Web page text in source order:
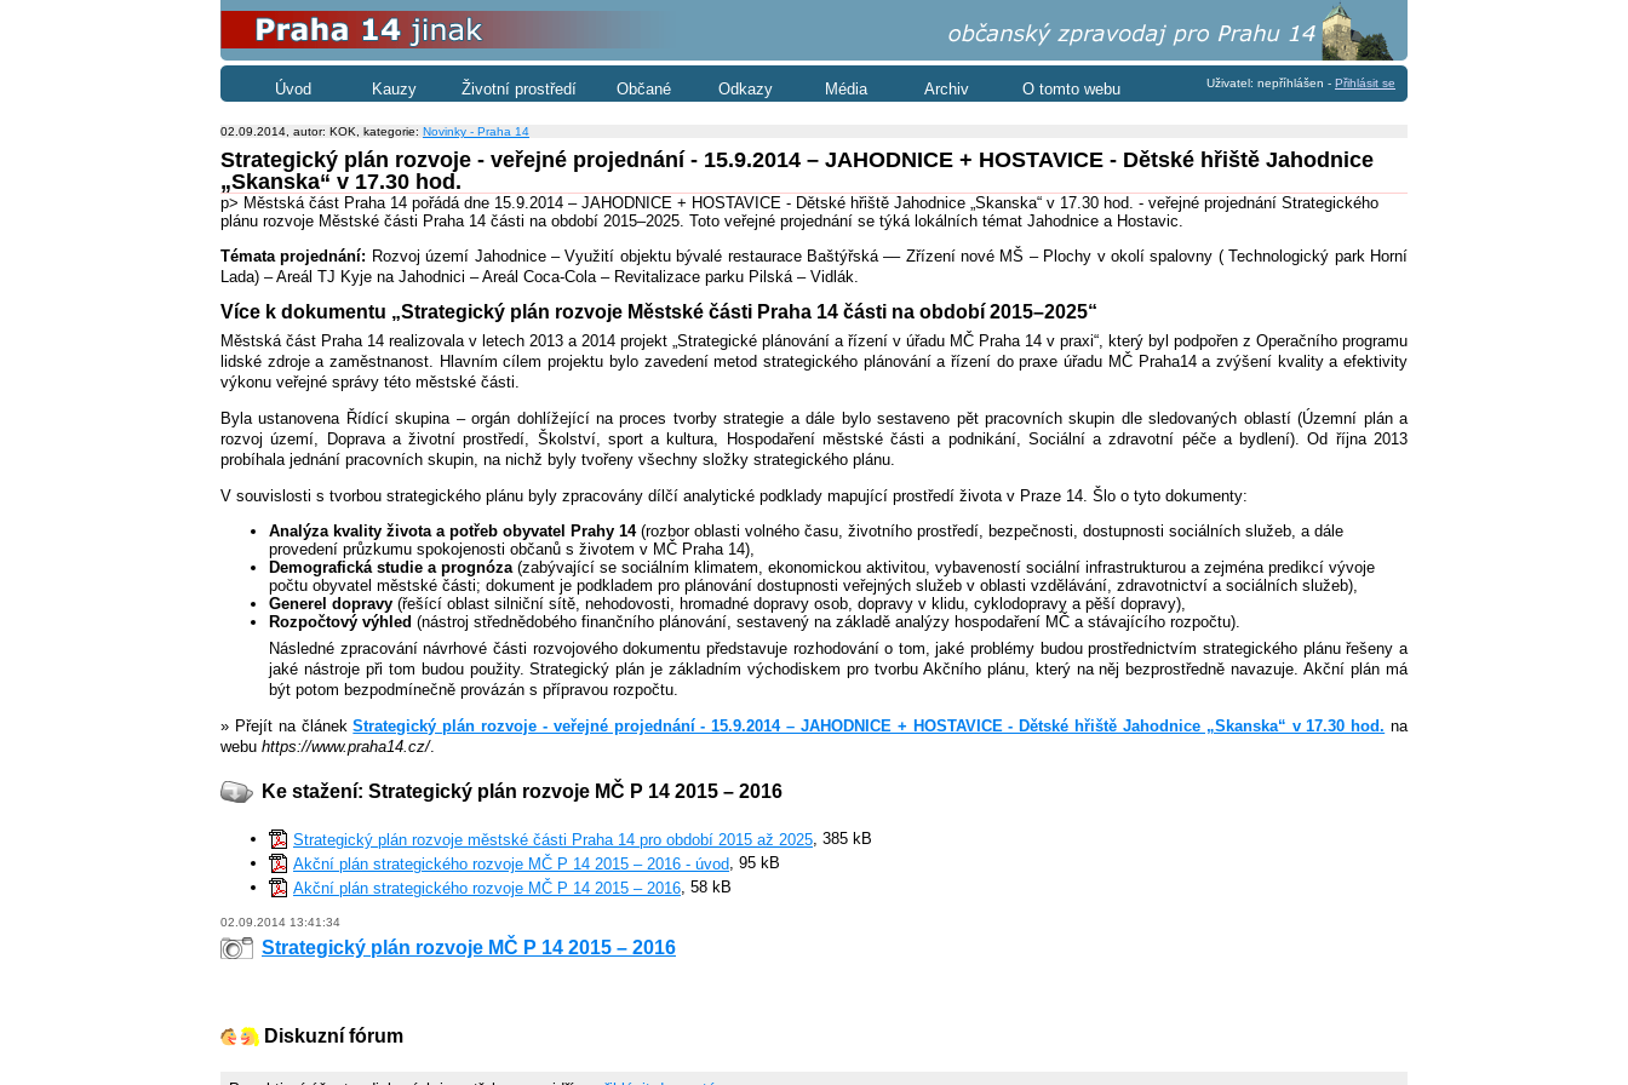
Úvod Kauzy Životní prostředí Občané Odkazy Média Archiv O tomto webu
02.09.2014, autor: KOK, kategorie: Novinky - Praha 14
Strategický plán rozvoje - veřejné projednání - 15.9.2014 – JAHODNICE + HOSTAVICE - Dětské hřiště Jahodnice
„Skanska“ v 17.30 hod.
p> Městská část Praha 14 pořádá dne 15.9.2014 – JAHODNICE + HOSTAVICE - Dětské hřiště Jahodnice „Skanska“ v 17.30 hod. - veřejné projednání Strategického
plánu rozvoje Městské části Praha 14 části na období 2015–2025. Toto veřejné projednání se týká lokálních témat Jahodnice a Hostavic.
Témata projednání: Rozvoj území Jahodnice – Využití objektu bývalé restaurace Baštýřská –– Zřízení nové MŠ – Plochy v okolí spalovny ( Technologický park Horní
Lada) – Areál TJ Kyje na Jahodnici – Areál Coca-Cola – Revitalizace parku Pilská – Vidlák.
Více k dokumentu „Strategický plán rozvoje Městské části Praha 14 části na období 2015–2025“
Městská část Praha 14 realizovala v letech 2013 a 2014 projekt „Strategické plánování a řízení v úřadu MČ Praha 14 v praxi“, který byl podpořen z Operačního programu
lidské zdroje a zaměstnanost. Hlavním cílem projektu bylo zavedení metod strategického plánování a řízení do praxe úřadu MČ Praha14 a zvýšení kvality a efektivity
výkonu veřejné správy této městské části.
Byla ustanovena Řídící skupina – orgán dohlížející na proces tvorby strategie a dále bylo sestaveno pět pracovních skupin dle sledovaných oblastí (Územní plán a
rozvoj území, Doprava a životní prostředí, Školství, sport a kultura, Hospodaření městské části a podnikání, Sociální a zdravotní péče a bydlení). Od října 2013
probíhala jednání pracovních skupin, na nichž byly tvořeny všechny složky strategického plánu.
V souvislosti s tvorbou strategického plánu byly zpracovány dílčí analytické podklady mapující prostředí života v Praze 14. Šlo o tyto dokumenty:
Analýza kvality života a potřeb obyvatel Prahy 14(rozbor oblasti volného času, životního prostředí, bezpečnosti, dostupnosti sociálních služeb, a dále
provedení průzkumu spokojenosti občanů s životem v MČ Praha 14),
Demografická studie a prognóza (zabývající se sociálním klimatem, ekonomickou aktivitou, vybaveností sociální infrastrukturou a zejména predikcí vývoje
počtu obyvatel městské části; dokument je podkladem pro plánování dostupnosti veřejných služeb v oblasti vzdělávání, zdravotnictví a sociálních služeb),
Generel dopravy (řešící oblast silniční sítě, nehodovosti, hromadné dopravy osob, dopravy v klidu, cyklodopravy a pěší dopravy),
Rozpočtový výhled (nástroj střednědobého finančního plánování, sestavený na základě analýzy hospodaření MČ a stávajícího rozpočtu).
Následné zpracování návrhové části rozvojového dokumentu představuje rozhodování o tom, jaké problémy budou prostřednictvím strategického plánu řešeny a
jaké nástroje při tom budou použity. Strategický plán je základním východiskem pro tvorbu Akčního plánu, který na něj bezprostředně navazuje. Akční plán má
být potom bezpodmínečně provázán s přípravou rozpočtu.
» Přejít na článekStrategický plán rozvoje - veřejné projednání - 15.9.2014 – JAHODNICE + HOSTAVICE - Dětské hřiště Jahodnice „Skanska“ v 17.30 hod. na
webu https://www.praha14.cz/.
Ke stažení: Strategický plán rozvoje MČ P 14 2015 – 2016
Strategický plán rozvoje městské části Praha 14 pro období 2015 až 2025, 385 kB
Akční plán strategického rozvoje MČ P 14 2015 – 2016 - úvod, 95 kB
Akční plán strategického rozvoje MČ P 14 2015 – 2016, 58 kB
02.09.2014 13:41:34
Strategický plán rozvoje MČ P 14 2015 – 2016
Diskuzní fórum
Uživatel: nepříhlášen - Přihlásit se